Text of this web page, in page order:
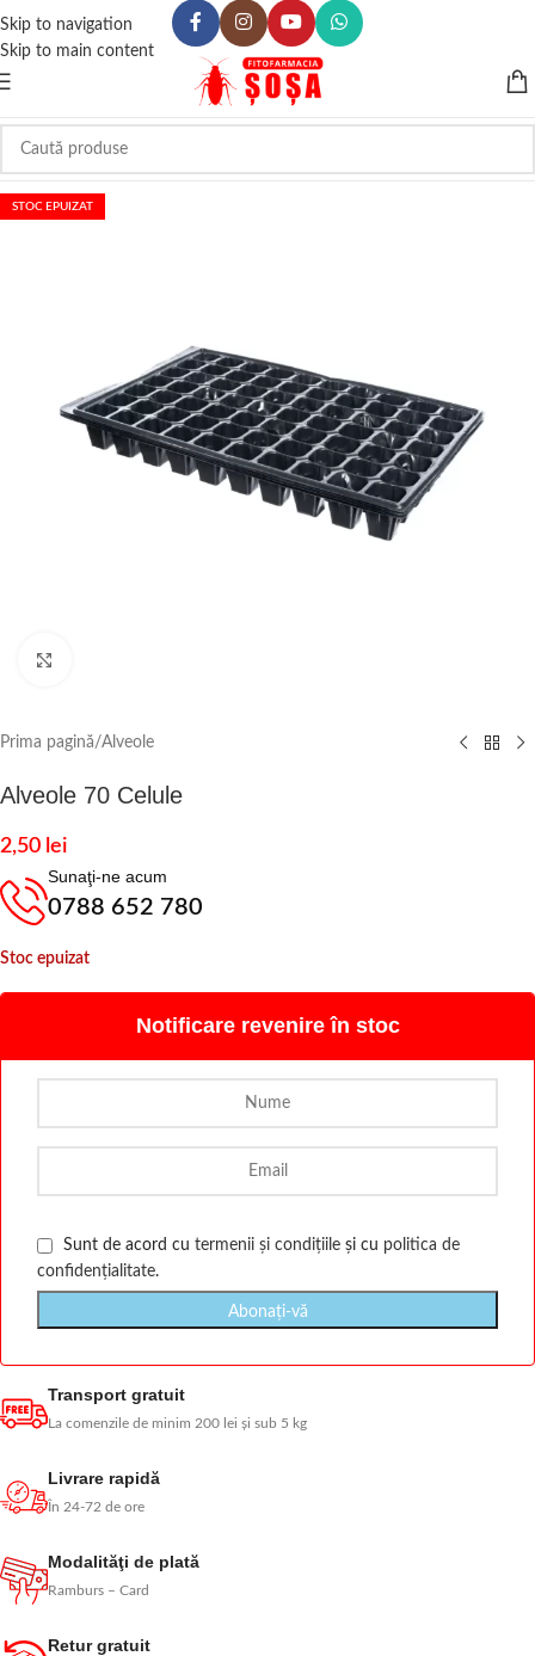
Skip to navigation
Skip to main content
STOC EPUIZAT
Prima pagină/Alveole
Alveole 70 Celule
2,50 lei
Sunaţi-ne acum
0788 652 780
Stoc epuizat
Notificare revenire în stoc
Sunt de acord cu termenii și condițiile și cu politica de
confidențialitate.
Transport gratuit
La comenzile de minim 200 lei și sub 5 kg
Livrare rapidă
În 24-72 de ore
Modalităţi de plată
Ramburs – Card
Retur gratuit